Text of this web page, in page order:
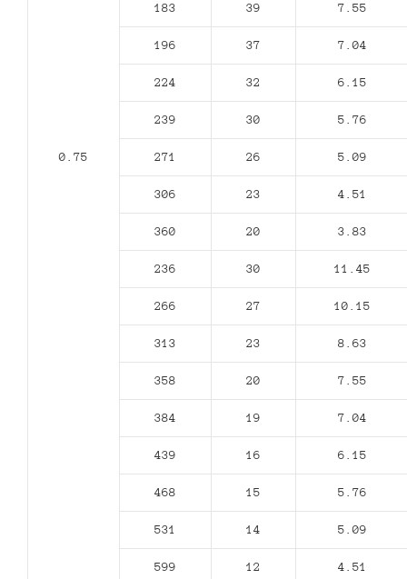
0.75
183 39 7.55
196 37 7.04
224 32 6.15
239 30 5.76
271 26 5.09
306 23 4.51
360 20 3.83
236 30 11.45
266 27 10.15
313 23 8.63
358 20 7.55
384 19 7.04
439 16 6.15
468 15 5.76
531 14 5.09
599 12 4.51